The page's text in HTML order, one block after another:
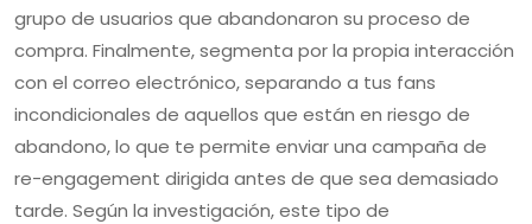
grupo de usuarios que abandonaron su proceso de
compra. Finalmente, segmenta por la propia interacción
con el correo electrónico, separando a tus fans
incondicionales de aquellos que están en riesgo de
abandono, lo que te permite enviar una campaña de
re-engagement dirigida antes de que sea demasiado
tarde. Según la investigación, este tipo de